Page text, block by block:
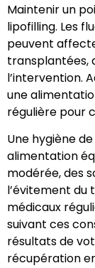
Maintenir un
lipofilling. Les
peuvent
transplantées,
l’intervention.
une
régulière pour
Une hygiène
alimentation
modérée, des
l’évitement du
médicaux
suivant ces
résultats de
récupération